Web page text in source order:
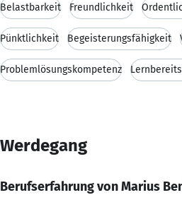
Belastbarkeit Freundlichkeit
Pünktlichkeit Begeisterungsfähigkeit
Problemlösungskompetenz
Werdegang
Berufserfahrung von Marius